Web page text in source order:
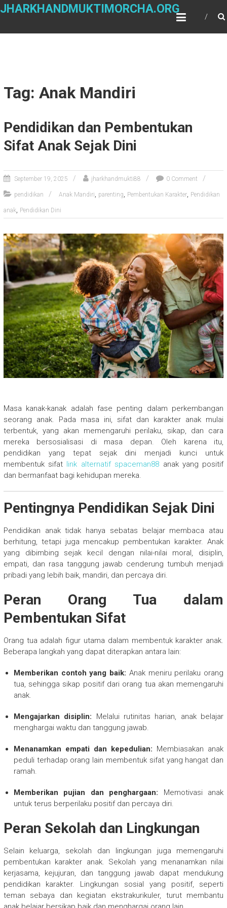
Skip
JHARKHANDMUKTIMORCHA.ORG
Tag: Anak Mandiri
Pendidikan dan Pembentukan
Sifat Anak Sejak Dini
September 19, 2025 jharkhandmukti88 0 Comment
pendidikan Anak Mandiri, parenting, Pembentukan Karakter, Pendidikan
anak, Pendidikan Dini
Masa kanak-kanak adalah fase penting dalam perkembangan
seorang anak. Pada masa ini, sifat dan karakter anak mulai
terbentuk, yang akan memengaruhi perilaku, sikap, dan cara
mereka bersosialisasi di masa depan. Oleh karena itu,
pendidikan yang tepat sejak dini menjadi kunci untuk
membentuk sifat link alternatif spaceman88 anak yang positif
dan bermanfaat bagi kehidupan mereka.
Pentingnya Pendidikan Sejak Dini
Pendidikan anak tidak hanya sebatas belajar membaca atau
berhitung, tetapi juga mencakup pembentukan karakter. Anak
yang dibimbing sejak kecil dengan nilai-nilai moral, disiplin,
empati, dan rasa tanggung jawab cenderung tumbuh menjadi
pribadi yang lebih baik, mandiri, dan percaya diri.
Peran Orang Tua dalam
Pembentukan Sifat
Orang tua adalah figur utama dalam membentuk karakter anak.
Beberapa langkah yang dapat diterapkan antara lain:
Memberikan contoh yang baik: Anak meniru perilaku orang
tua, sehingga sikap positif dari orang tua akan memengaruhi
anak.
Mengajarkan disiplin: Melalui rutinitas harian, anak belajar
menghargai waktu dan tanggung jawab.
Menanamkan empati dan kepedulian: Membiasakan anak
peduli terhadap orang lain membentuk sifat yang hangat dan
ramah.
Memberikan pujian dan penghargaan: Memotivasi anak
untuk terus berperilaku positif dan percaya diri.
Peran Sekolah dan Lingkungan
Selain keluarga, sekolah dan lingkungan juga memengaruhi
pembentukan karakter anak. Sekolah yang menanamkan nilai
kerjasama, kejujuran, dan tanggung jawab dapat mendukung
pendidikan karakter. Lingkungan sosial yang positif, seperti
teman sebaya dan kegiatan ekstrakurikuler, turut membantu